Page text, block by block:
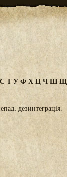
С ТУФХЦЧШЩ
дезинтеграція.